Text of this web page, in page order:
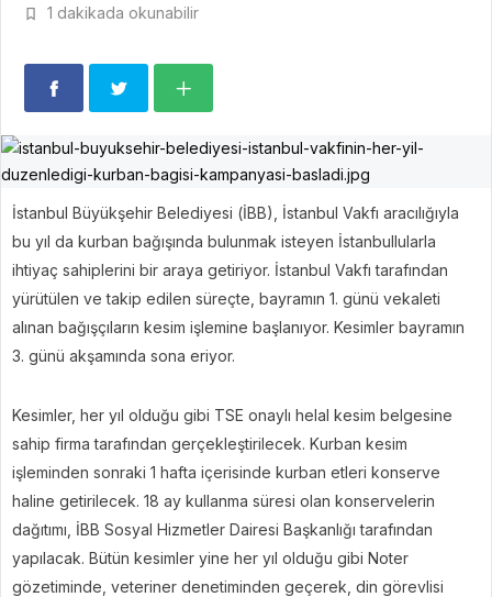
1 dakikada okunabilir
İstanbul Büyükşehir Belediyesi (İBB), İstanbul Vakfı aracılığıyla
bu yıl da kurban bağışında bulunmak isteyen İstanbullularla
ihtiyaç sahiplerini bir araya getiriyor. İstanbul Vakfı tarafından
yürütülen ve takip edilen süreçte, bayramın 1. günü vekaleti
alınan bağışçıların kesim işlemine başlanıyor. Kesimler bayramın
3. günü akşamında sona eriyor.
Kesimler, her yıl olduğu gibi TSE onaylı helal kesim belgesine
sahip firma tarafından gerçekleştirilecek. Kurban kesim
işleminden sonraki 1 hafta içerisinde kurban etleri konserve
haline getirilecek. 18 ay kullanma süresi olan konservelerin
dağıtımı, İBB Sosyal Hizmetler Dairesi Başkanlığı tarafından
yapılacak. Bütün kesimler yine her yıl olduğu gibi Noter
gözetiminde, veteriner denetiminden geçerek, din görevlisi